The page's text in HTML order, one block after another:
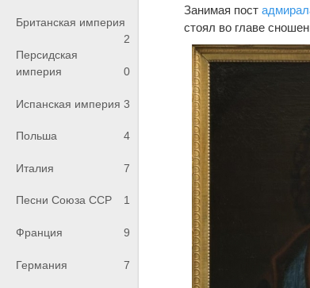
Британская империя
2
Персидская
империя
0
Испанская империя 3
Польша 4
Италия 7
Песни Союза ССР 1
Франция 9
Германия 7
Занимая пост
стоял во главе